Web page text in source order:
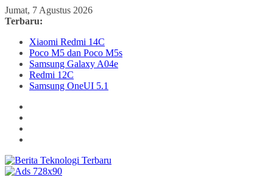
Skip
to
Jumat, 7 Agustus 2026
Terbaru:
Xiaomi Redmi 14C
Poco M5 dan Poco M5s
Samsung Galaxy A04e
Redmi 12C
Samsung OneUI 5.1